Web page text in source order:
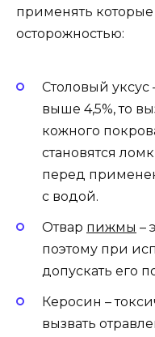
применять
осторожностью:
Столовый уксус
выше 4,5%, то
кожного
становятся
перед
с водой.
Отвар пижмы –
поэтому при
допускать его
Керосин –
вызвать